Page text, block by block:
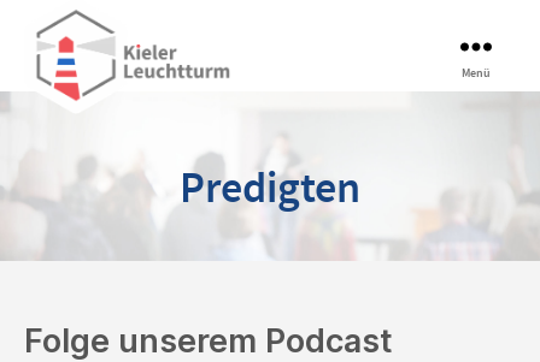
Kieler
Leuchtturm
Menü
Predigten
Folge unserem Podcast